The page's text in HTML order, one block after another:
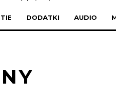
DODATKI AUDIO